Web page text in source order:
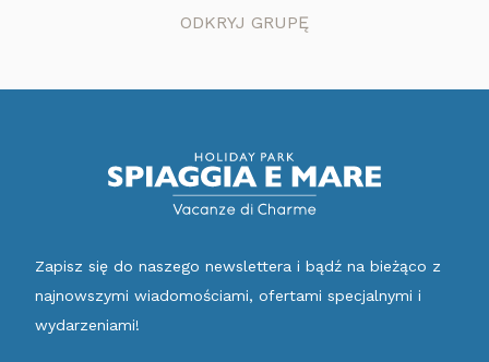
ODKRYJ GRUPĘ
Zapisz się do naszego newslettera i bądź na bieżąco z
najnowszymi wiadomościami, ofertami specjalnymi i
wydarzeniami!